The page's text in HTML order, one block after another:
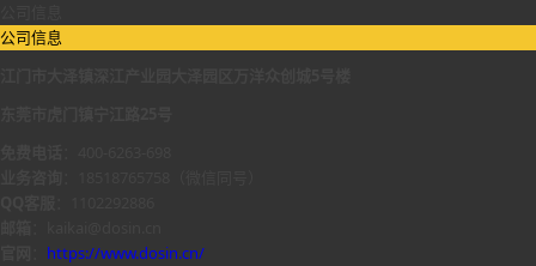
公司信息
https://www.dosin.cn/